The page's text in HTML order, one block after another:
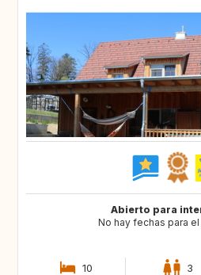
Abierto para
No hay fechas para
10 3